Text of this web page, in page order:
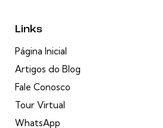
Links
Página Inicial
Artigos do Blog
Fale Conosco
Tour Virtual
WhatsApp